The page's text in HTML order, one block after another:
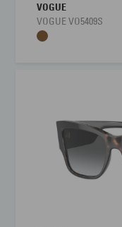
VOGUE
VOGUE VO5409S